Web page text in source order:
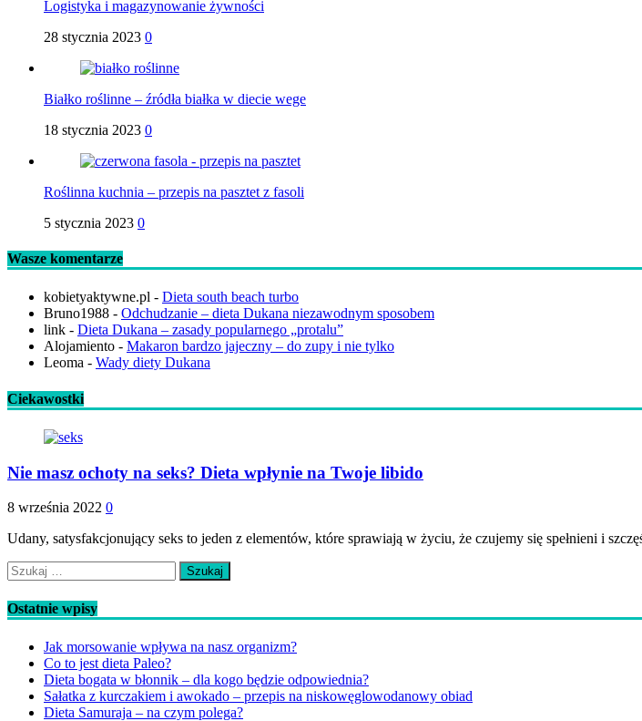
Logistyka i magazynowanie żywności
28 stycznia 2023 0
Białko roślinne – źródła białka w diecie wege
18 stycznia 2023 0
Roślinna kuchnia – przepis na pasztet z fasoli
5 stycznia 2023 0
Wasze komentarze
kobietyaktywne.pl - Dieta south beach turbo
Bruno1988 - Odchudzanie – dieta Dukana niezawodnym sposobem
link - Dieta Dukana – zasady popularnego „protalu”
Alojamiento - Makaron bardzo jajeczny – do zupy i nie tylko
Leoma - Wady diety Dukana
Ciekawostki
Nie masz ochoty na seks? Dieta wpłynie na Twoje libido
8 września 2022 0
Udany, satysfakcjonujący seks to jeden z elementów, które sprawiają w życiu, że czujemy się spełnieni i
Szukaj:
Ostatnie wpisy
Jak morsowanie wpływa na nasz organizm?
Co to jest dieta Paleo?
Dieta bogata w błonnik – dla kogo będzie odpowiednia?
Sałatka z kurczakiem i awokado – przepis na niskowęglowodanowy obiad
Dieta Samuraja – na czym polega?